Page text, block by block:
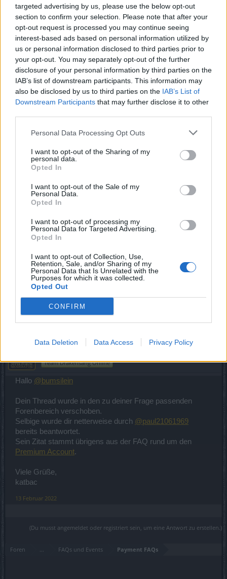
targeted advertising by us, please use the below opt-out
section to confirm your selection. Please note that after your
opt-out request is processed you may continue seeing
interest-based ads based on personal information utilized by
us or personal information disclosed to third parties prior to
your opt-out. You may separately opt-out of the further
disclosure of your personal information by third parties on the
IAB’s list of downstream participants. This information may
also be disclosed by us to third parties on the IAB’s List of
Downstream Participants that may further disclose it to other
Personal Data Processing Opt Outs
I want to opt-out of the Sharing of my
personal data.
Opted In
I want to opt-out of the Sale of my
Personal Data.
Opted In
I want to opt-out of processing my
Personal Data for Targeted Advertising.
Opted In
I want to opt-out of Collection, Use,
Retention, Sale, and/or Sharing of my
Personal Data that Is Unrelated with the
Purposes for which it was collected.
Opted Out
CONFIRM
Data Deletion Data Access Privacy Policy
bei mir läuft immer noch 1 Monat Premium Paket,und ich
weiss nicht wie ich das kündigen könnte.Kann mir wer
helfen bitte bitte
13 Februar 2022
paul21061969
Lebende Forenlegende
Wie kündige ich meinen Premium-Account?
Du kannst die Abos selbstständig über den Bankingbereich
Bankingbereich über "Andermant aufstocken" betreten und
Dort sind deine laufenden Abonnements aufgeführt, die du
durch einen Klick auf „kündigen“ dann eben kündigen
verlängern sich automatisch und kostenpflichtig. Erst wenn
der Status des Abos „aktiv/gekündigt“ hat, ist das Abo auch
wirklich gekündigt.
Alternativ kannst du das Abo schriftlich kündigen. Die
gültige Emailadresse dazu findest du in den AGB unter
natürlich, wenn du dein Abo selbst kündigst.
Wir wünschen euch weiterhin viel Spaß im Spiel!
Euer Drakensang Online Team
13 Februar 2022
katbac
Team Drakensang Online
Hallo @bumsilein
Dein Thread wurde in den zu deiner Frage passenden
Forenbereich verschoben.
Selbige wurde dir netterweise durch @paul21061969
bereits beantwortet.
Sein Zitat stammt übrigens aus der FAQ rund um den
Premium Account.
Viele Grüße,
katbac
13 Februar 2022
(Du musst angemeldet oder registriert sein, um eine Antwort zu erstellen.)
Foren ... FAQs und Events Payment FAQs